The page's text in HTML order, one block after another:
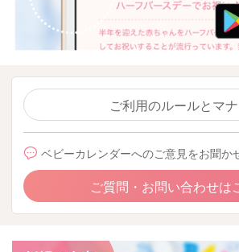
ご利用のルールとマ
ベビーカレンダーへのご意見をお聞か
ご質問・お問い合わせは